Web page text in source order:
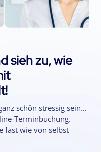
sieh zu, wie
schön stressig sein...
Terminbuchung.
fast wie von selbst